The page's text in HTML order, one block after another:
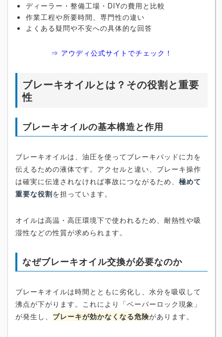
ディーラー・整備工場・DIYの費用と比較
作業工程や所要時間、専門性の違い
よくある疑問や不安への具体的な回答
⇒ アウディ公式サイトでチェック！
ブレーキオイルとは？その役割と重要
性
ブレーキオイルの基本構造と作用
ブレーキオイルは、油圧を使ってブレーキパッドに力を
伝えるための液体です。アクセルと違い、ブレーキ操作
は確実に伝達されなければ事故につながるため、 極めて
重要な役割を担っています。
オイルは高温・高圧環境下で使われるため、耐熱性や吸
湿性などの性質が求められます。
なぜブレーキオイル交換が必要なのか
ブレーキオイルは時間とともに劣化し、水分を吸収して
沸点が下がります。これにより「ベーパーロック現象」
が発生し、 ブレーキが効かなくなる危険があります。